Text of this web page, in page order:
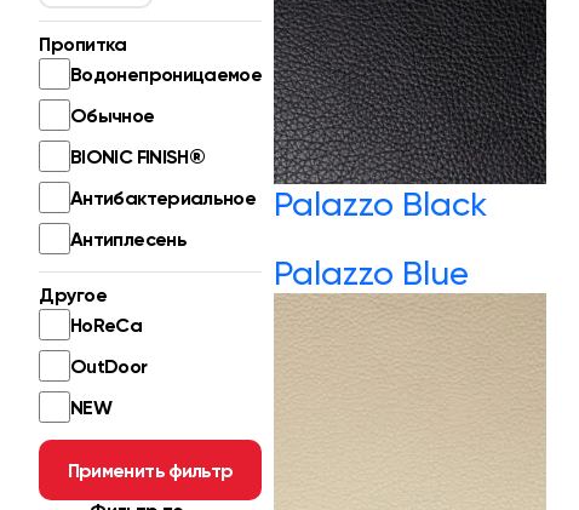
Пропитка
Водонепроницаемое
Обычное
BIONIC FINISH®
Антибактериальное
Антиплесень
Другое
HoReCa
OutDoor
NEW
Применить фильтр
Palazzo Black
Palazzo Blue